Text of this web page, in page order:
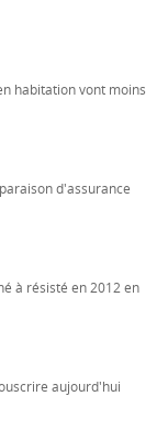
habitation vont moins
d'assurance
à résisté en 2012 en
aujourd'hui